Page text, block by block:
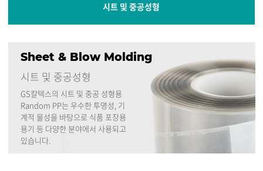
시트 및 중공성형
Sheet & Blow Molding
시트 및 중공성형
GS칼텍스의 시트 및 중공 성형용
Random PP는 우수한 투명성, 기
계적 물성을 바탕으로 식품 포장용
용기 등 다양한 분야에서 사용되고
있습니다.